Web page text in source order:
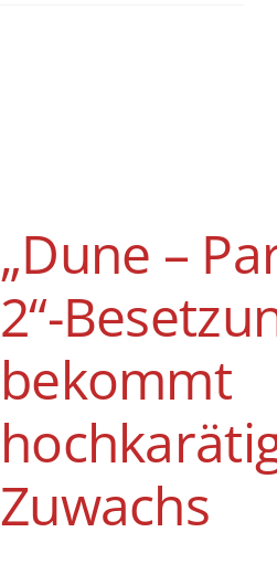
„Dune –
2“-
bekommt
Zuwachs